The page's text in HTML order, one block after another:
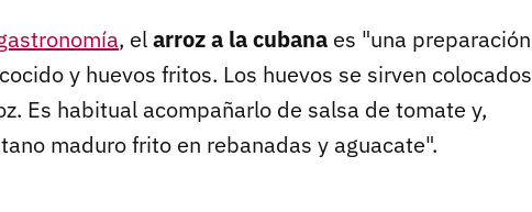
, elarroz a la cubana es "una preparación
y huevos fritos. Los huevos se sirven colocados
Es habitual acompañarlo de salsa de tomate y,
maduro frito en rebanadas y aguacate".